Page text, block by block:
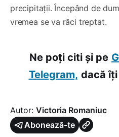
precipitații. Începând de
vremea se va răci treptat.
Ne poți citi și pe
Telegram, dacă
Autor: Victoria Romaniuc
Abonează-te